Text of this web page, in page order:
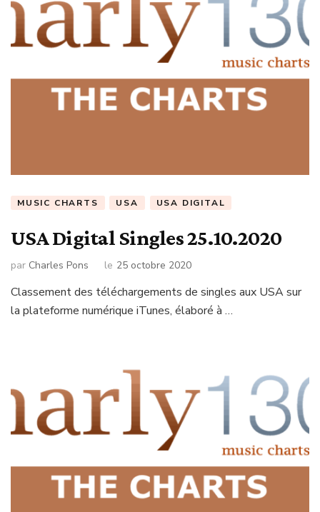
MUSIC CHARTS USA USA DIGITAL
USA Digital Singles 25.10.2020
par Charles Pons le 25 octobre 2020
Classement des téléchargements de singles aux USA sur
la plateforme numérique iTunes, élaboré à …